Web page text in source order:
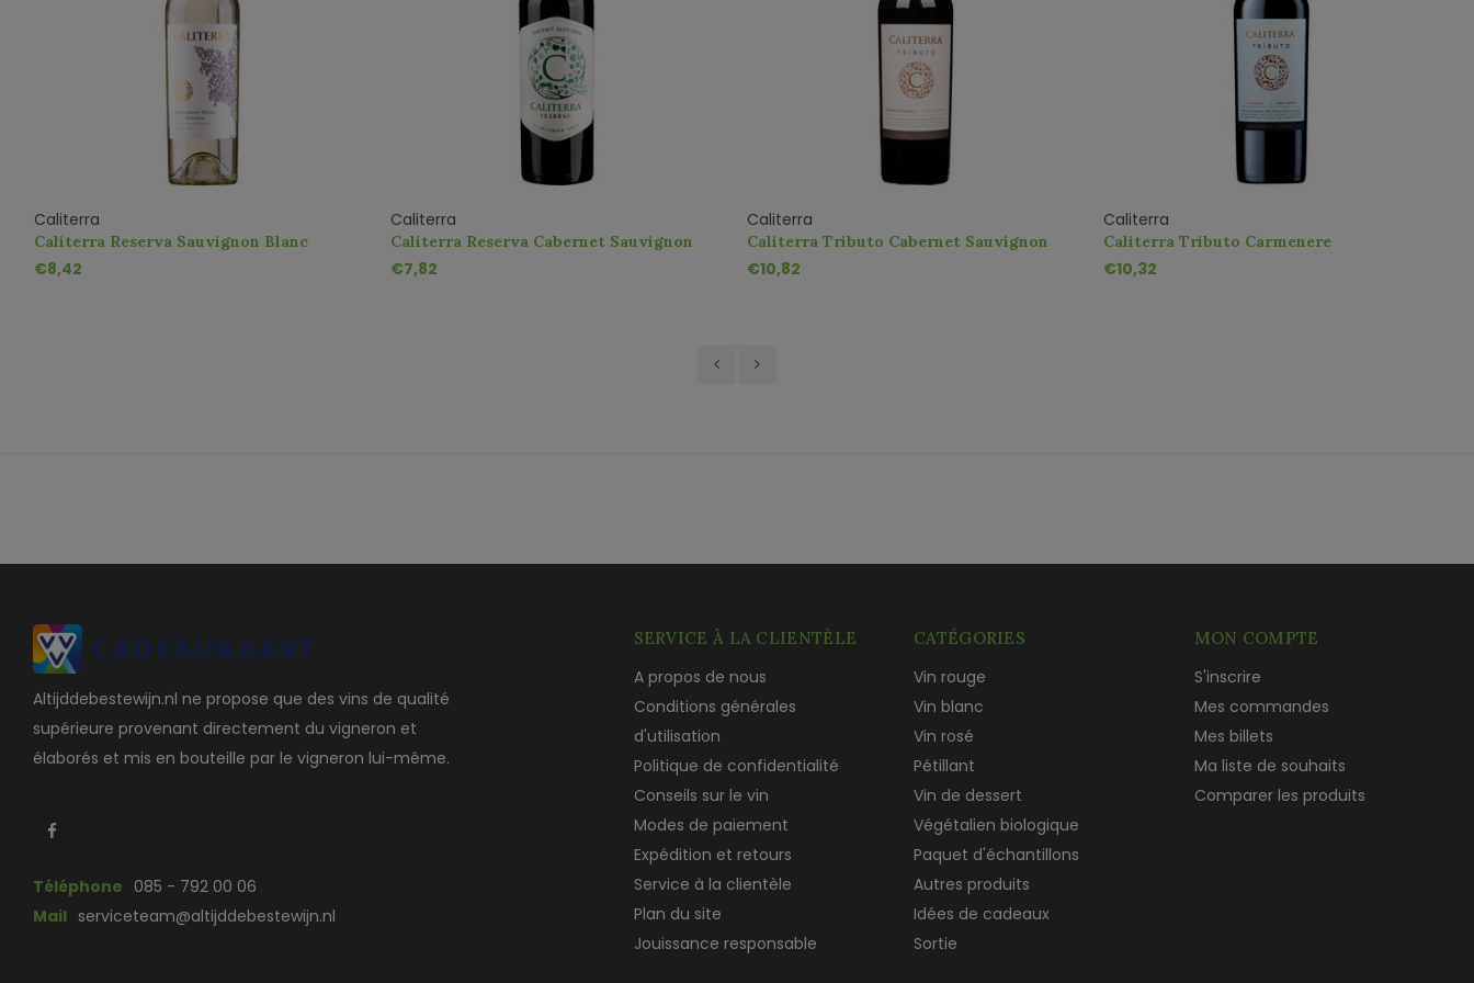
Caliterra
Caliterra Reserva Sauvignon Blanc
€8,42
Caliterra
Caliterra Reserva Cabernet Sauvignon
€7,82
Caliterra
Caliterra Tributo Cabernet Sauvignon
€10,82
Caliterra
Caliterra Tributo Carmenere
€10,32
Altijddebestewijn.nl ne propose que des vins de qualité
supérieure provenant directement du vigneron et
élaborés et mis en bouteille par le vigneron lui-même.
Téléphone 085 - 792 00 06
Mail serviceteam@altijddebestewijn.nl
SERVICE À LA CLIENTÈLE
A propos de nous
Conditions générales
d'utilisation
Politique de confidentialité
Conseils sur le vin
Modes de paiement
Expédition et retours
Service à la clientèle
Plan du site
Jouissance responsable
CATÉGORIES
Vin rouge
Vin blanc
Vin rosé
Pétillant
Vin de dessert
Végétalien biologique
Paquet d'échantillons
Autres produits
Idées de cadeaux
Sortie
MON COMPTE
S'inscrire
Mes commandes
Mes billets
Ma liste de souhaits
Comparer les produits